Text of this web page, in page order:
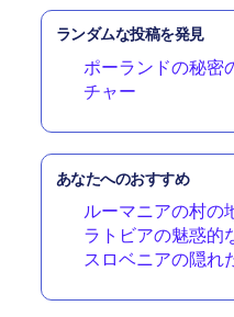
ランダムな投稿を発見
ポーランドの秘密
チャー
あなたへのおすすめ
ルーマニアの村の
ラトビアの魅惑的
スロベニアの隠れ